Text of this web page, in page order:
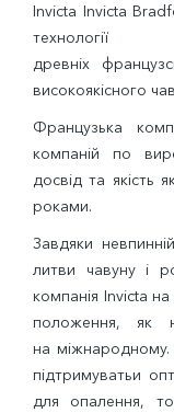
Invicta Invicta
технології
древніх
високоякісного
Французька
компаній по
досвід та якість
роками.
Завдяки
литви чавуну і
компанія Invicta
положення, як
на
підтримуватьи
для опалення,